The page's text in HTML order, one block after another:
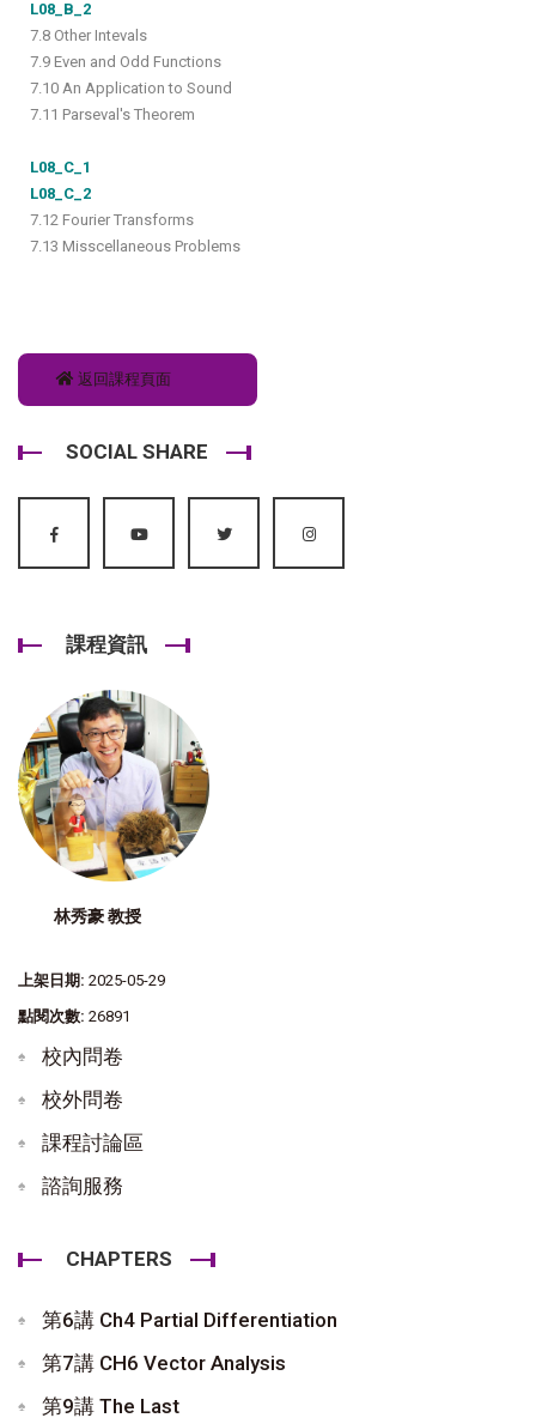
L08_B_2
7.8 Other Intevals
7.9 Even and Odd Functions
7.10 An Application to Sound
7.11 Parseval's Theorem
L08_C_1
L08_C_2
7.12 Fourier Transforms
7.13 Misscellaneous Problems
返回課程頁面
SOCIAL SHARE
課程資訊
林秀豪 教授
上架日期: 2025-05-29
點閱次數: 26891
校內問卷
校外問卷
課程討論區
諮詢服務
CHAPTERS
第6講 Ch4 Partial Differentiation
第7講 CH6 Vector Analysis
第9講 The Last